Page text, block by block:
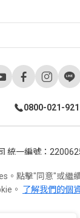
0800-021-921
統一編號：
Life Co., Ltd. All
。點擊"同意"或繼
。 了解我們的個